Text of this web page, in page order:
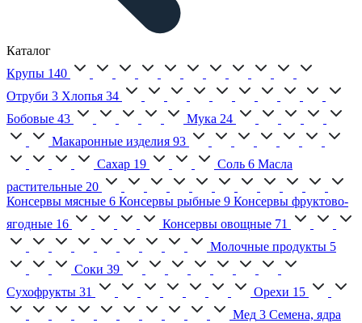
Каталог
Крупы 140
Отруби 3 Хлопья 34
Бобовые 43 Мука 24
Макаронные изделия 93
Сахар 19 Соль 6 Масла
растительные 20
Консервы мясные 6 Консервы рыбные 9 Консервы фруктово-
ягодные 16 Консервы овощные 71
Молочные продукты 5
Соки 39
Сухофрукты 31 Орехи 15
Мед 3 Семена, ядра